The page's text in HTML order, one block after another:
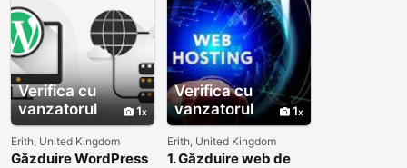
Verifica cu
vanzatorul
1
Erith, United Kingdom
Găzduire WordPress
Verifica cu
vanzatorul
1
Erith, United Kingdom
1. Găzduire web de